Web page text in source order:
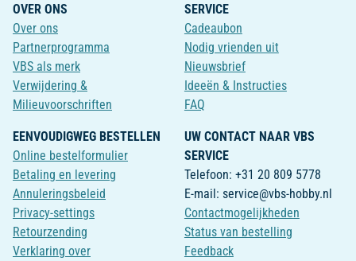
OVER ONS
Over ons
Partnerprogramma
VBS als merk
Verwijdering &
Milieuvoorschriften
SERVICE
Cadeaubon
Nodig vrienden uit
Nieuwsbrief
Ideeën & Instructies
FAQ
EENVOUDIGWEG BESTELLEN
Online bestelformulier
Betaling en levering
Annuleringsbeleid
Privacy-settings
Retourzending
Verklaring over
UW CONTACT NAAR VBS
SERVICE
Telefoon: +31 20 809 5778
E-mail: service@vbs-hobby.nl
Contactmogelijkheden
Status van bestelling
Feedback